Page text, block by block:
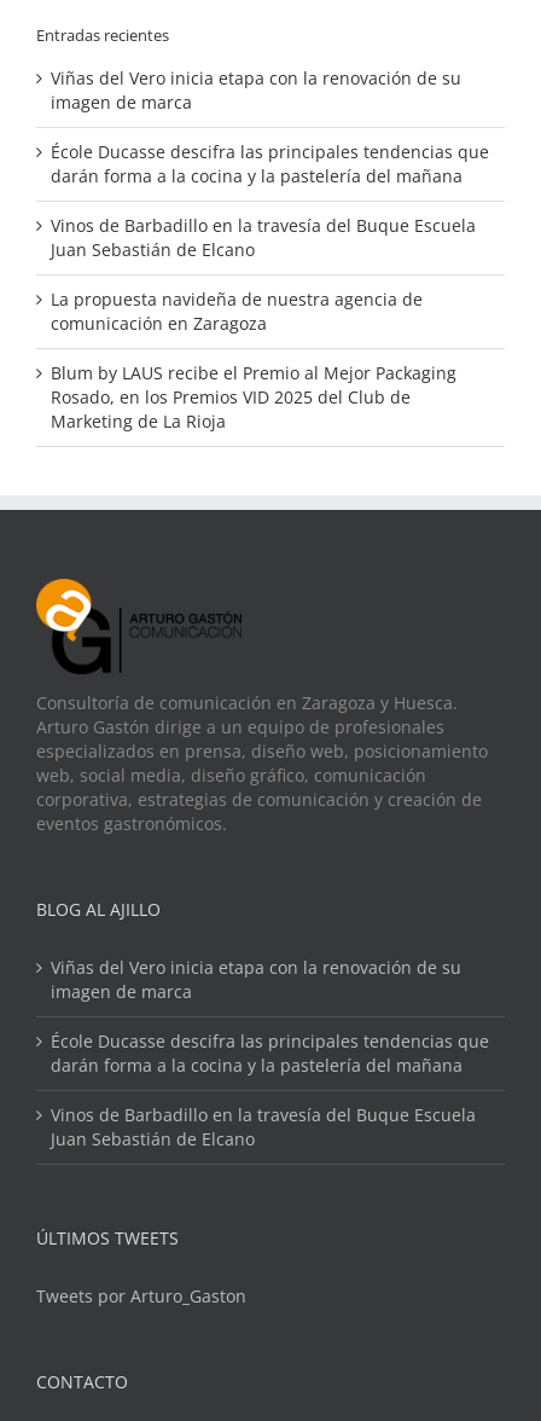
Entradas recientes
Viñas del Vero inicia etapa con la renovación de su
imagen de marca
École Ducasse descifra las principales tendencias que
darán forma a la cocina y la pastelería del mañana
Vinos de Barbadillo en la travesía del Buque Escuela
Juan Sebastián de Elcano
La propuesta navideña de nuestra agencia de
comunicación en Zaragoza
Blum by LAUS recibe el Premio al Mejor Packaging
Rosado, en los Premios VID 2025 del Club de
Marketing de La Rioja
Consultoría de comunicación en Zaragoza y Huesca.
Arturo Gastón dirige a un equipo de profesionales
especializados en prensa, diseño web, posicionamiento
web, social media, diseño gráfico, comunicación
corporativa, estrategias de comunicación y creación de
eventos gastronómicos.
BLOG AL AJILLO
Viñas del Vero inicia etapa con la renovación de su
imagen de marca
École Ducasse descifra las principales tendencias que
darán forma a la cocina y la pastelería del mañana
Vinos de Barbadillo en la travesía del Buque Escuela
Juan Sebastián de Elcano
ÚLTIMOS TWEETS
Tweets por Arturo_Gaston
CONTACTO